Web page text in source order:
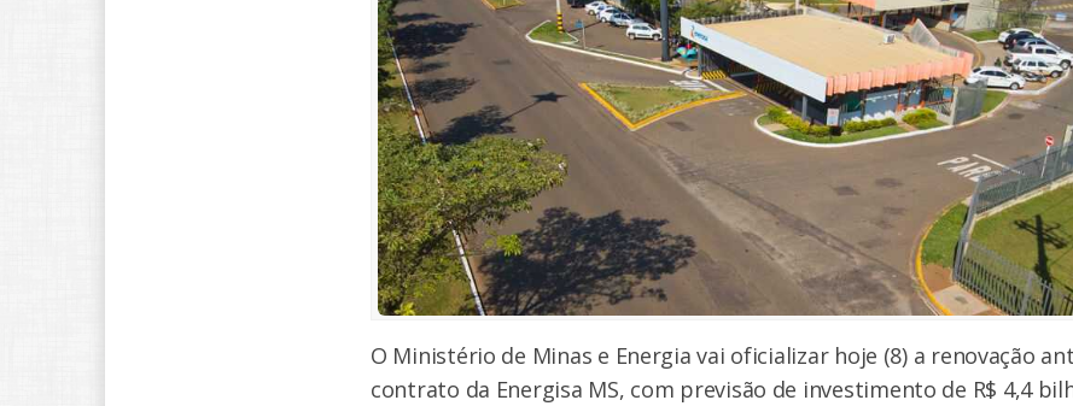
O Ministério de Minas e Energia vai oficializar hoje (8) a renovação
contrato da Energisa MS, com previsão de investimento de R$ 4,4